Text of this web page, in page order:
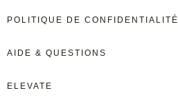
POLITIQUE DE CONFIDENTIALITÉ
AIDE & QUESTIONS
ELEVATE